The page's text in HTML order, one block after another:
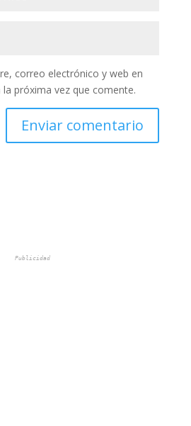
correo electrónico y web en
próxima vez que comente.
Publicidad